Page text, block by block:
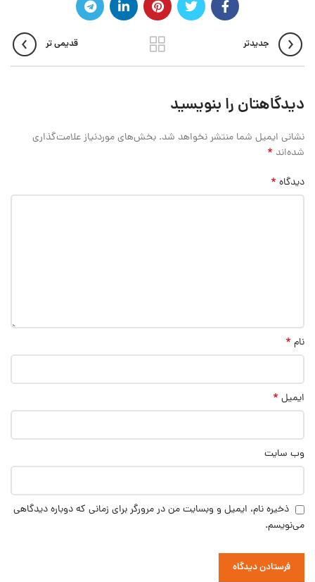
جدیدتر قدیمی تر
دیدگاهتان را بنویسید
نشانی ایمیل شما منتشر نخواهد شد. بخش‌های موردنیاز علامت‌گذاری
شده‌اند *
دیدگاه *
نام *
ایمیل *
وب‌ سایت
ذخیره نام، ایمیل و وبسایت من در مرورگر برای زمانی که دوباره دیدگاهی
می‌نویسم.